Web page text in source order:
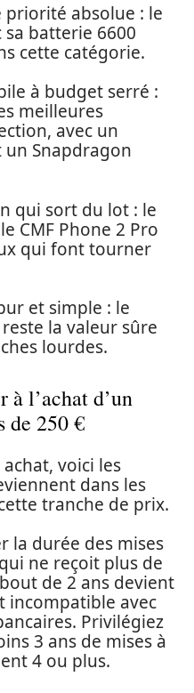
priorité absolue : le
sa batterie 6600
cette catégorie.
à budget serré :
meilleures
avec un
Snapdragon
qui sort du lot : le
CMF Phone 2 Pro
qui font tourner
et simple : le
la valeur sûre
lourdes.
à l’achat d’un
de 250 €
voici les
dans les
tranche de prix.
la durée des mises
ne reçoit plus de
de 2 ans devient
incompatible avec
Privilégiez
3 ans de mises à
4 ou plus.